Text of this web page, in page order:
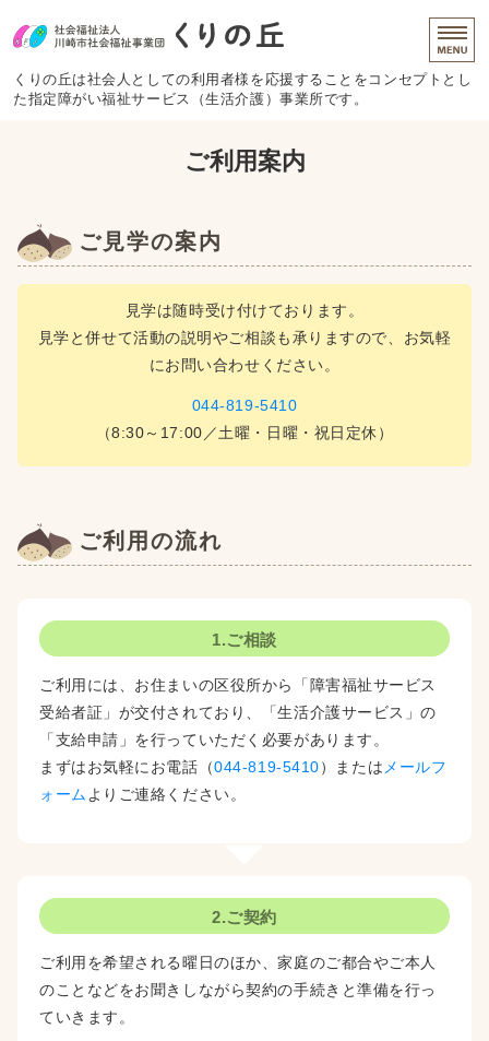
くりの丘は社会人としての利用者様を応援することをコンセプトとし
た指定障がい福祉サービス（生活介護）事業所です。
商品紹介
施設概要
お問い合わせ
ご利用案内
ご見学の案内
見学は随時受け付けております。
見学と併せて活動の説明やご相談も承りますので、お気軽
にお問い合わせください。
044-819-5410
（8:30～17:00／土曜・日曜・祝日定休）
ご利用の流れ
1.ご相談
ご利用には、お住まいの区役所から「障害福祉サービス
受給者証」が交付されており、「生活介護サービス」の
「支給申請」を行っていただく必要があります。
まずはお気軽にお電話（044-819-5410）または メールフ
ォーム よりご連絡ください。
2.ご契約
ご利用を希望される曜日のほか、家庭のご都合やご本人
のことなどをお聞きしながら契約の手続きと準備を行っ
ていきます。